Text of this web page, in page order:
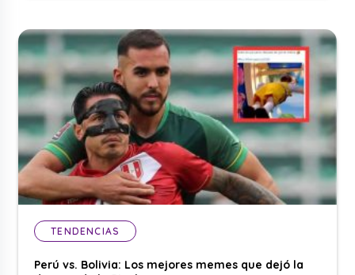
TENDENCIAS
Perú vs. Bolivia: Los mejores memes que dejó la